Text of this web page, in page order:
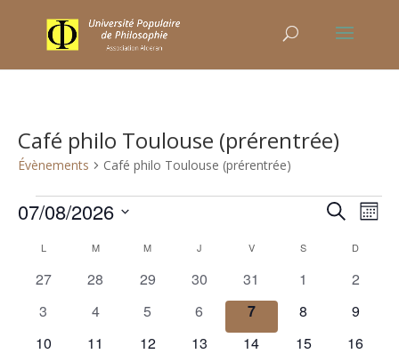
Café philo Toulouse (prérentrée)
Évènements Café philo Toulouse (prérentrée)
Évènements
vues
Recherche
de
Mois
07/08/2026
date.
Calendrier
de
L MMARDI M MERCREDI
J VVENDREDIS D
0
27
0
28
0
29
0
évènements
30
0
évènements
31
0
1
0
2
0
3
0
4
0
5
0
évènements
6
0
évènements
7
0
8
0
9
0
10
0
11
0
12
0
13
0
14
0
15
0
16